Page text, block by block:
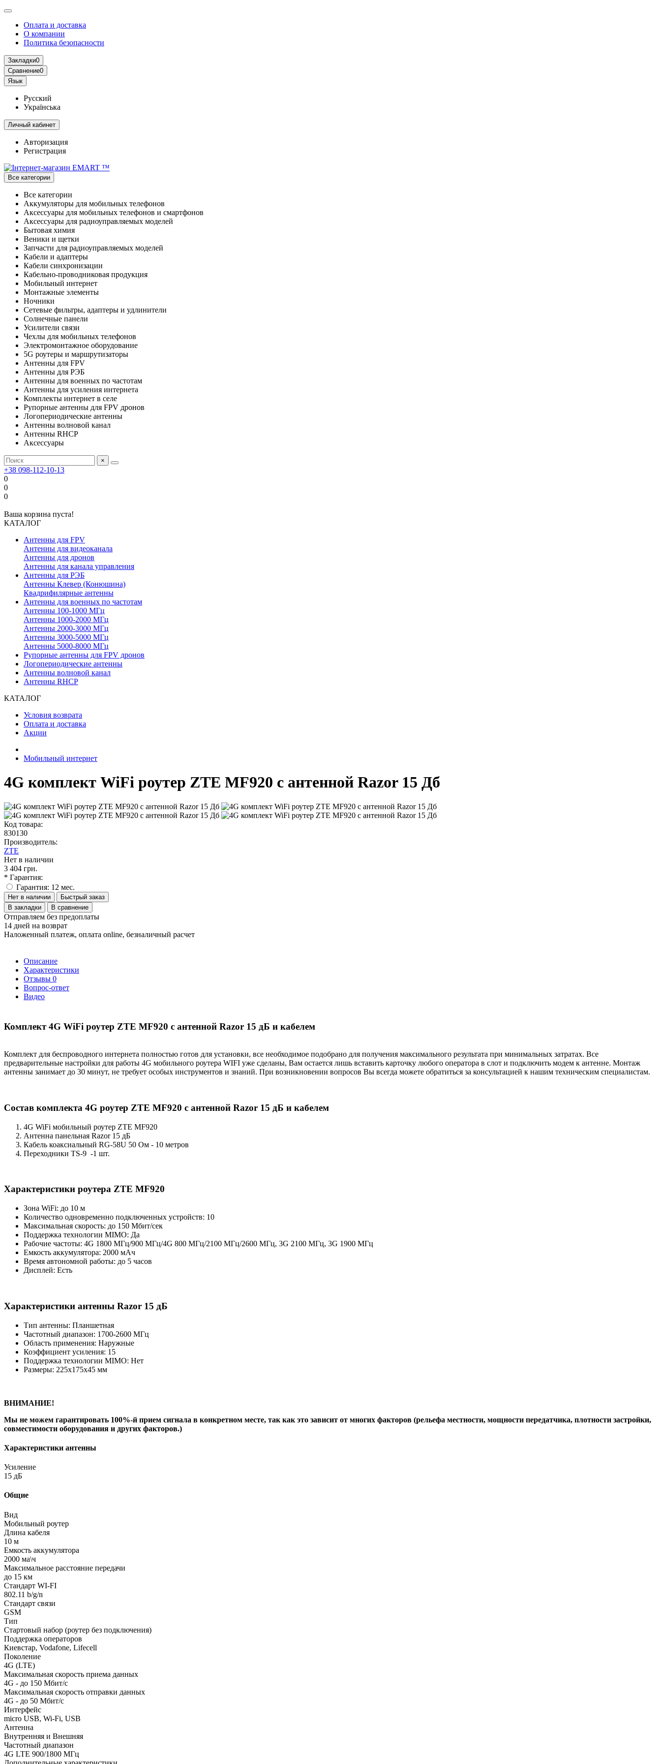
Оплата и доставка
О компании
Политика безопасности
Закладки0
Сравнение0
Язык
Русский
Українська
Личный кабинет
Авторизация
Регистрация
Все категории
Все категории
Аккумуляторы для мобильных телефонов
Аксессуары для мобильных телефонов и смартфонов
Аксессуары для радиоуправляемых моделей
Бытовая химия
Веники и щетки
Запчасти для радиоуправляемых моделей
Кабели и адаптеры
Кабели синхронизации
Кабельно-проводниковая продукция
Мобильный интернет
Монтажные элементы
Ночники
Сетевые фильтры, адаптеры и удлинители
Солнечные панели
Усилители связи
Чехлы для мобильных телефонов
Электромонтажное оборудование
5G роутеры и маршрутизаторы
Антенны для FPV
Антенны для РЭБ
Антенны для военных по частотам
Антенны для усиления интернета
Комплекты интернет в селе
Рупорные антенны для FPV дронов
Логопериодические антенны
Антенны волновой канал
Антенны RHCP
Аксессуары
×
+38 098-112-10-13
0
0
0
Ваша корзина пуста!
КАТАЛОГ
Антенны для FPV
Антенны для видеоканала
Антенны для дронов
Антенны для канала управления
Антенны для РЭБ
Антенны Клевер (Конюшина)
Квадрифилярные антенны
Антенны для военных по частотам
Антенны 100-1000 МГц
Антенны 1000-2000 МГц
Антенны 2000-3000 МГц
Антенны 3000-5000 МГц
Антенны 5000-8000 МГц
Рупорные антенны для FPV дронов
Логопериодические антенны
Антенны волновой канал
Антенны RHCP
КАТАЛОГ
Условия возврата
Оплата и доставка
Акции
Мобильный интернет
4G комплект WiFi роутер ZTE MF920 с антенной Razor 15 Дб
Код товара:
830130
Производитель:
ZTE
Нет в наличии
3 404 грн.
* Гарантия:
Гарантия: 12 мес.
Нет в наличии
Быстрый заказ
В закладки
В сравнение
Отправляем без предоплаты
14 дней на возврат
Наложенный платеж, оплата online, безналичный расчет
Описание
Характеристики
Отзывы 0
Вопрос-ответ
Видео
Комплект 4G WiFi роутер ZTE MF920 с антенной Razor 15 дБ и кабелем
Комплект для беспроводного интернета полностью готов для установки, все необходимое подобрано для получения максимального результата при минимальных затратах. Все
предварительные настройки для работы 4G мобильного роутера WIFI уже сделаны, Вам остается лишь вставить карточку любого оператора в слот и подключить модем к антенне. Монтаж
антенны занимает до 30 минут, не требует особых инструментов и знаний. При возникновении вопросов Вы всегда можете обратиться за консультацией к нашим техническим специалистам.
Состав комплекта 4G роутер ZTE MF920 с антенной Razor 15 дБ и кабелем
4G WiFi мобильный роутер ZTE MF920
Антенна панельная Razor 15 дБ
Кабель коаксиальный RG-58U 50 Ом - 10 метров
Переходники TS-9 -1 шт.
Характеристики роутера ZTE MF920
Зона WiFi: до 10 м
Количество одновременно подключенных устройств: 10
Максимальная скорость: до 150 Мбит/сек
Поддержка технологии MIMO: Да
Рабочие частоты: 4G 1800 МГц/900 МГц/4G 800 МГц/2100 МГц/2600 МГц, 3G 2100 МГц, 3G 1900 МГц
Емкость аккумулятора: 2000 мАч
Время автономной работы: до 5 часов
Дисплей: Есть
Характеристики антенны Razor 15 дБ
Тип антенны: Планшетная
Частотный диапазон: 1700-2600 МГц
Область применения: Наружные
Коэффициент усиления: 15
Поддержка технологии MIMO: Нет
Размеры: 225x175х45 мм
ВНИМАНИЕ!
Мы не можем гарантировать 100%-й прием сигнала в конкретном месте, так как это зависит от многих факторов (рельефа местности, мощности передатчика, плотности застройки,
совместимости оборудования и других факторов.)
Характеристики антенны
Усиление
15 дБ
Общие
Вид
Мобильный роутер
Длина кабеля
10 м
Емкость аккумулятора
2000 ма\ч
Максимальное расстояние передачи
до 15 км
Стандарт WI-FI
802.11 b/g/n
Стандарт связи
GSM
Тип
Стартовый набор (роутер без подключения)
Поддержка операторов
Киевстар, Vodafone, Lifecell
Поколение
4G (LTE)
Максимальная скорость приема данных
4G - до 150 Мбит/с
Максимальная скорость отправки данных
4G - до 50 Мбит/с
Интерфейс
micro USB, Wi-Fi, USB
Антенна
Внутренняя и Внешняя
Частотный диапазон
4G LTE 900/1800 МГц